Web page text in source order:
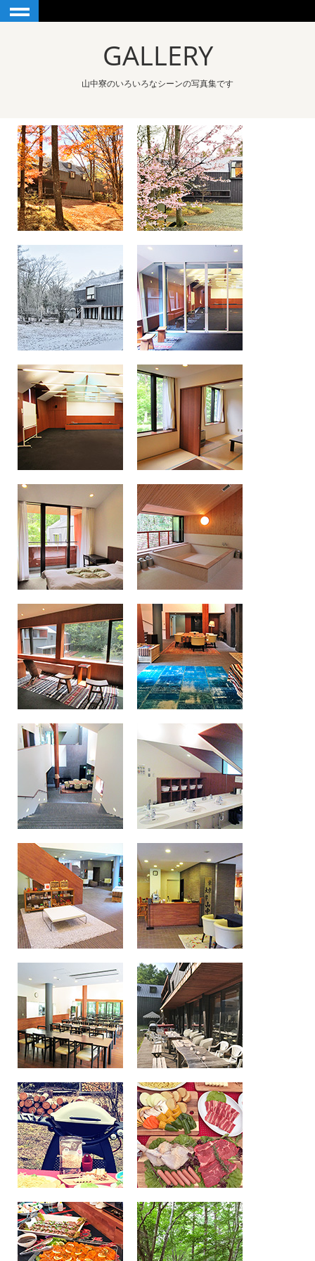
GALLERY
山中寮のいろいろなシーンの写真集です
index